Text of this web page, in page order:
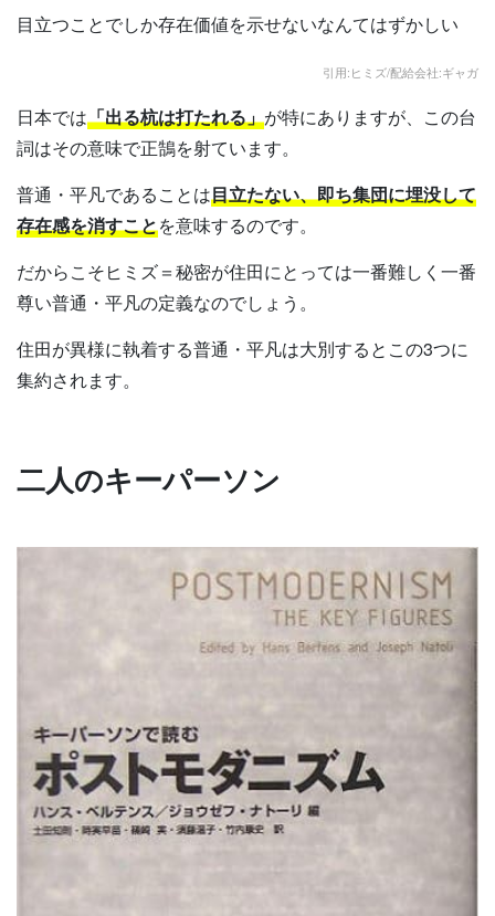
目立つことでしか存在価値を示せないなんてはずかしい
引用:ヒミズ/配給会社:ギャガ
日本では「出る杭は打たれる」が特にありますが、この台
詞はその意味で正鵠を射ています。
普通・平凡であることは目立たない、即ち集団に埋没して
存在感を消すことを意味するのです。
だからこそヒミズ＝秘密が住田にとっては一番難しく一番
尊い普通・平凡の定義なのでしょう。
住田が異様に執着する普通・平凡は大別するとこの3つに
集約されます。
二人のキーパーソン